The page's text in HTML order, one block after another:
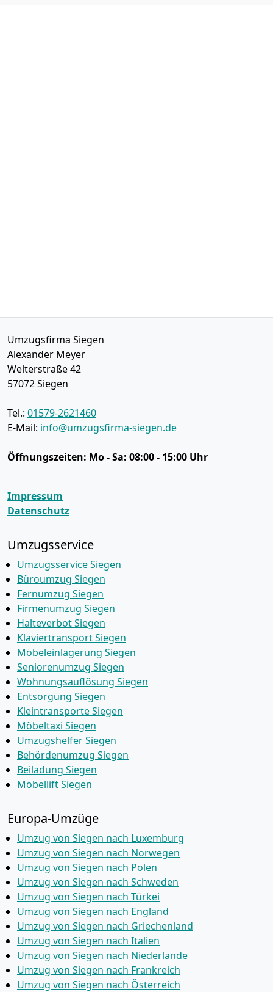
Umzugsfirma Siegen
Alexander Meyer
Welterstraße 42
57072Siegen
Tel.: 01579-2621460
E-Mail: info@umzugsfirma-siegen.de
Öffnungszeiten: Mo - Sa: 08:00 - 15:00 Uhr
Impressum
Datenschutz
Umzugsservice
Umzugsservice Siegen
Büroumzug Siegen
Fernumzug Siegen
Firmenumzug Siegen
Halteverbot Siegen
Klaviertransport Siegen
Möbeleinlagerung Siegen
Seniorenumzug Siegen
Wohnungsauflösung Siegen
Entsorgung Siegen
Kleintransporte Siegen
Möbeltaxi Siegen
Umzugshelfer Siegen
Behördenumzug Siegen
Beiladung Siegen
Möbellift Siegen
Europa-Umzüge
Umzug von Siegen nach Luxemburg
Umzug von Siegen nach Norwegen
Umzug von Siegen nach Polen
Umzug von Siegen nach Schweden
Umzug von Siegen nach Türkei
Umzug von Siegen nach England
Umzug von Siegen nach Griechenland
Umzug von Siegen nach Italien
Umzug von Siegen nach Niederlande
Umzug von Siegen nach Frankreich
Umzug von Siegen nach Österreich